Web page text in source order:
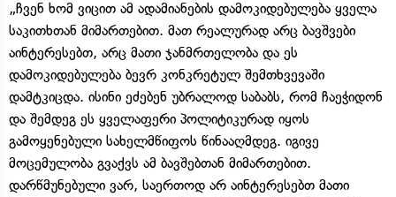
„ჩვენ ხომ ვიცით ამ ადამიანების დამოკიდებულება ყველა
საკითხთან მიმართებით. მათ რეალურად არც ბავშვები
აინტერესებთ, არც მათი ჯანმრთელობა და ეს
დამოკიდებულება ბევრ კონკრეტულ შემთხვევაში
დამტკიცდა. ისინი ეძებენ უბრალოდ საბაბს, რომ ჩაეჭიდონ
და შემდეგ ეს ყველაფერი პოლიტიკურად იყოს
გამოყენებული სახელმწიფოს წინააღმდეგ. იგივე
მოცემულობა გვაქვს ამ ბავშებთან მიმართებით.
დარწმუნებული ვარ, საერთოდ არ აინტერესებთ მათი